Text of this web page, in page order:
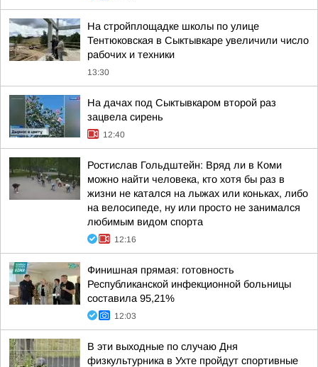
На стройплощадке школы по улице
Тентюковская в Сыктывкаре увеличили число
рабочих и техники
13:30
На дачах под Сыктывкаром второй раз
зацвела сирень
12:40
Ростислав Гольдштейн: Вряд ли в Коми
можно найти человека, кто хотя бы раз в
жизни не катался на лыжах или коньках, либо
на велосипеде, ну или просто не занимался
любимым видом спорта
12:16
Финишная прямая: готовность
Республиканской инфекционной больницы
составила 95,21%
12:03
В эти выходные по случаю Дня
физкультурника в Ухте пройдут спортивные